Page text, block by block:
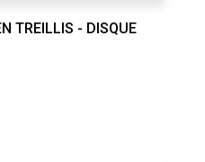
TREILLIS - DISQUE